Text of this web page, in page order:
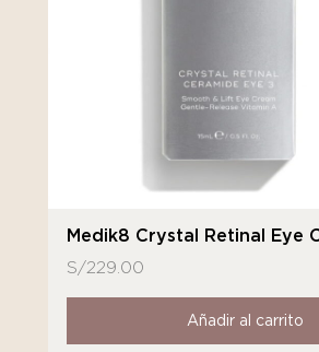
Medik8 Crystal Retinal Eye
S/229.00
Añadir al carrito